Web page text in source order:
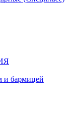
и бармицей